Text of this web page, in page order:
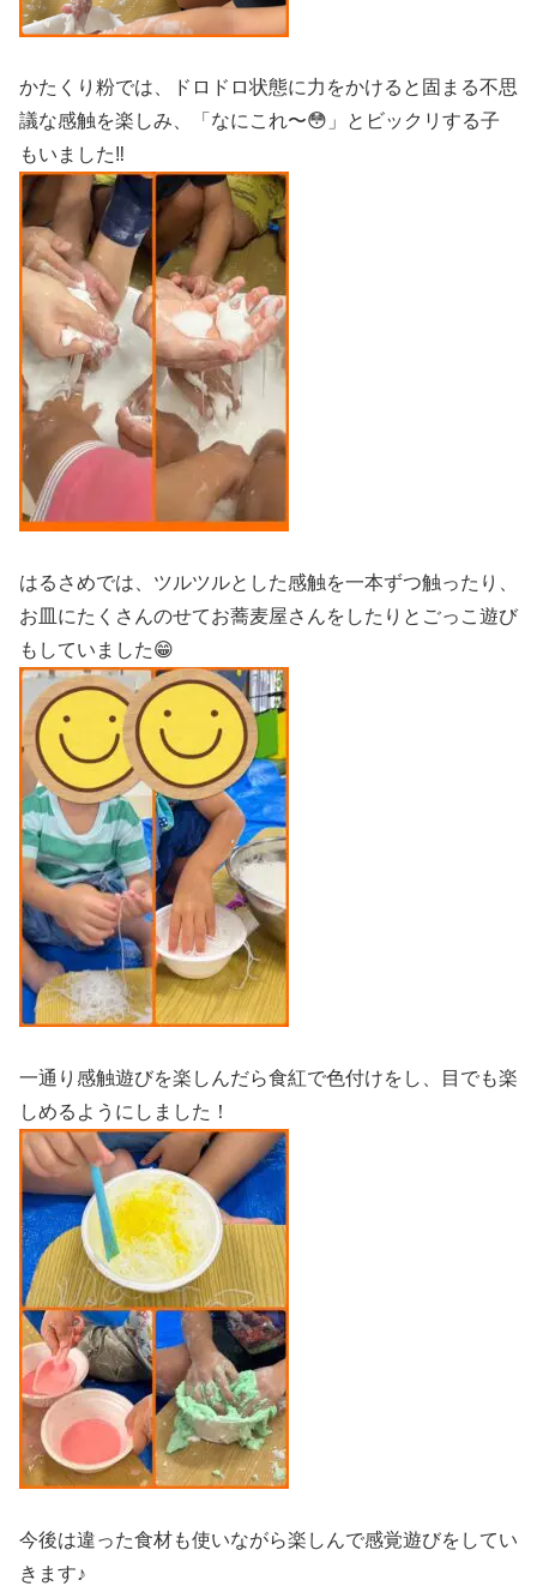
かたくり粉では、ドロドロ状態に力をかけると固まる不思
議な感触を楽しみ、「なにこれ〜😳」とビックリする子
もいました‼
はるさめでは、ツルツルとした感触を一本ずつ触ったり、
お皿にたくさんのせてお蕎麦屋さんをしたりとごっこ遊び
もしていました😁
一通り感触遊びを楽しんだら食紅で色付けをし、目でも楽
しめるようにしました！
今後は違った食材も使いながら楽しんで感覚遊びをしてい
きます♪